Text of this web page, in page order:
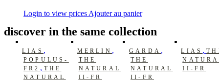
Login to view prices Ajouter au panier
discover in the same collection
LIAS ,
POPULUS-
FR2 , THE
NATURAL
MERLIN ,
THE
NATURAL
II-FR
GARDA ,
THE
NATURAL
II-FR
LIAS ,
II-FR